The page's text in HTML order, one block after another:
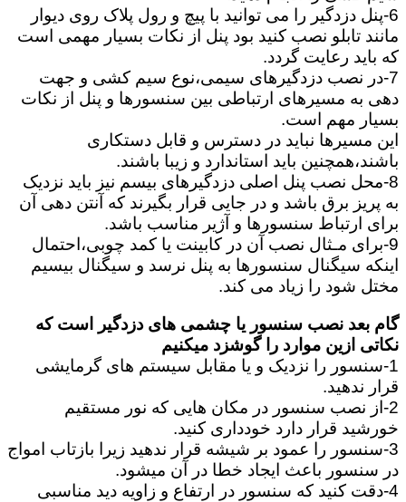
6-پنل دزدگیر را می توانید با پیچ و رول پلاک روی دیوار
مانند تابلو نصب کنید بود پنل از نکات بسیار مهمی است
که باید رعایت گردد.
7-در نصب دزدگیرهای سیمی،نوع سیم کشی و جهت
دهی به مسیرهای ارتباطی بین سنسورها و پنل از نکات
بسیار مهم است.
این مسیرها نباید در دسترس و قابل دستکاری
باشند،همچنین باید استاندارد و زیبا باشند.
8-محل نصب پنل اصلی دزدگیرهای بیسم نیز باید نزدیک
به پریز برق باشد و در جایی قرار بگیرند که آنتن دهی آن
برای ارتباط سنسورها و آژیر مناسب باشد.
9-برای مـثال نصب آن در کابینت یا کمد چوبی،احتمال
اینکه سیگنال سنسورها به پنل نرسد و سیگنال بیسیم
مختل شود را زیاد می کند.
گام بعد نصب سنسور یا چشمی های دزدگیر است که
نکاتی ازین موارد را گوشزد میکنیم
1-سنسور را نزدیک و یا مقابل سیستم های گرمایشی
قرار ندهید.
2-از نصب سنسور در مکان هایی که نور مستقیم
خورشید قرار دارد خودداری کنید.
3-سنسور را عمود بر شیشه قرار ندهید زیرا بازتاب امواج
در سنسور باعث ایجاد خطا در آن میشود.
4-دقت کنید که سنسور در ارتفاع و زاویه دید مناسبی